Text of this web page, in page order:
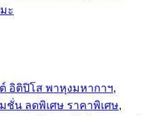
ะ
อิติปิโส พาหุงมหากาฯ,
ชั่น ลดพิเศษ ราคาพิเศษ,